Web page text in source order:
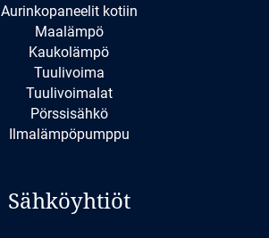
Aurinkopaneelit kotiin
Maalämpö
Kaukolämpö
Tuulivoima
Tuulivoimalat
Pörssisähkö
Ilmalämpöpumppu
Sähköyhtiöt